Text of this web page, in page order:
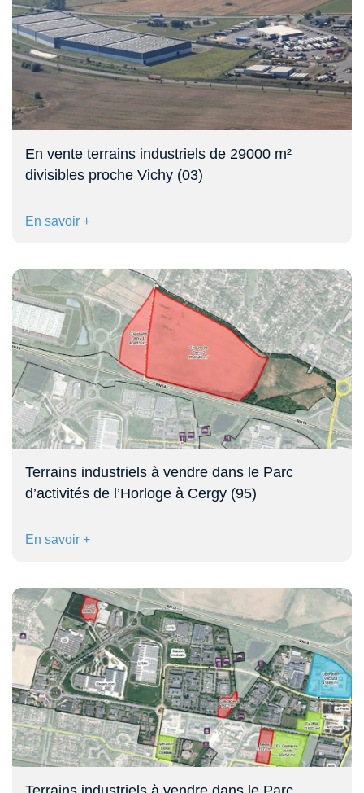
En vente terrains industriels de 29000 m²
divisibles proche Vichy (03)
En savoir +
Terrains industriels à vendre dans le Parc
d’activités de l’Horloge à Cergy (95)
En savoir +